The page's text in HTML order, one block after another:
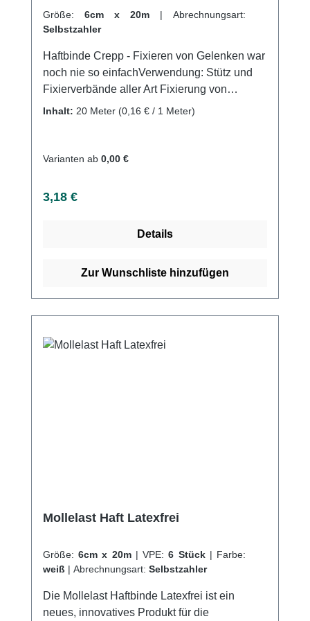
Größe: 6cm x 20m |
Abrechnungsart:
Selbstzahler
Haftbinde Crepp - Fixieren von Gelenken war
noch nie so einfachVerwendung: Stütz und
Fixierverbände aller Art Fixierung von
Arm-,Knie- und Sprunggelenken Fixierung
Baumwolle Viskose Polyamiddehnbar
Verkleben mit der Haut Kohäsiv (auf-sich-
Hygienisch, praktisch als Verpackung im
20 Meter auf der Rolle (gedehnt) auf der
Kaufen Sie jetzt Crepp Haftbinden online bei
Inhalt: 20 Meter (0,16 € / 1 Meter)
Varianten ab 0,00 €
Regulärer Preis:
3,18 €
Details
Zur Wunschliste hinzufügen
Mollelast Haft Latexfrei
Größe: 6cm x 20m | VPE: 6 Stück | Farbe:
weiß | Abrechnungsart: Selbstzahler
Die Mollelast Haftbinde Latexfrei ist ein
neues, innovatives Produkt für die